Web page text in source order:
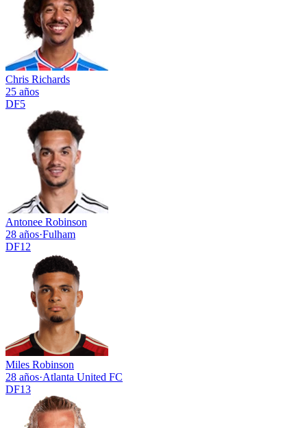
Chris Richards
25 años
DF5
Antonee Robinson
28 años·Fulham
DF12
Miles Robinson
28 años·Atlanta United FC
DF13